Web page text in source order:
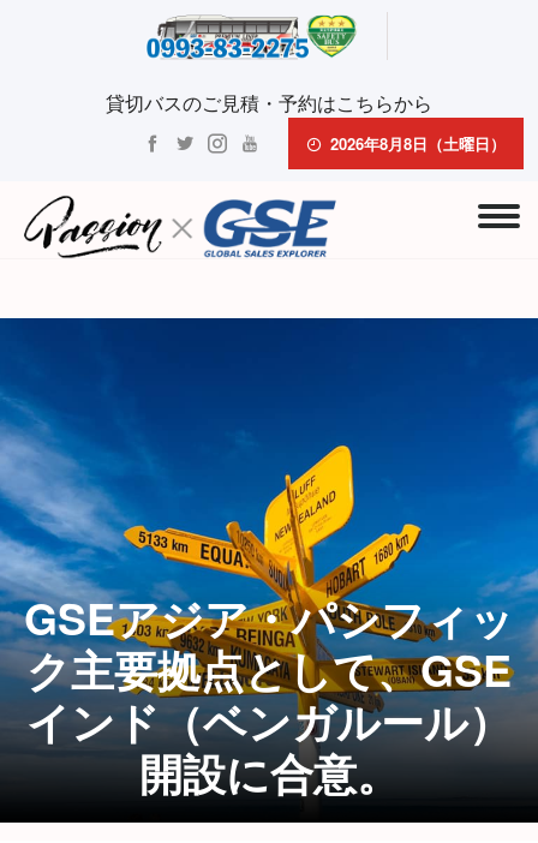
貸切バスのご見積・予約はこちらから
2026年8月8日（土曜日）
GSEアジア・パシフィッ
ク主要拠点として、GSE
インド（ベンガルール）
開設に合意。